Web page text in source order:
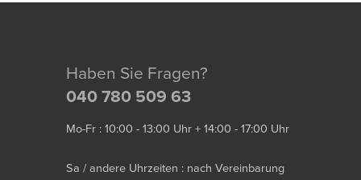
Haben Sie Fragen?
040 780 509 63
Mo-Fr : 10:00 - 13:00 Uhr + 14:00 - 17:00 Uhr
Sa / andere Uhrzeiten : nach Vereinbarung